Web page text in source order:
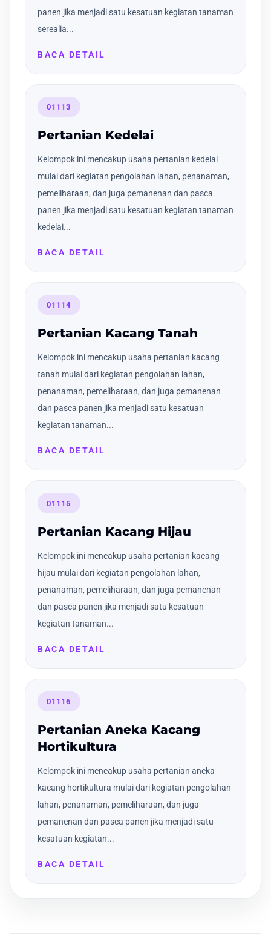
panen jika menjadi satu kesatuan kegiatan tanaman
serealia...
BACA DETAIL
01113
Pertanian Kedelai
Kelompok ini mencakup usaha pertanian kedelai
mulai dari kegiatan pengolahan lahan, penanaman,
pemeliharaan, dan juga pemanenan dan pasca
panen jika menjadi satu kesatuan kegiatan tanaman
kedelai...
BACA DETAIL
01114
Pertanian Kacang Tanah
Kelompok ini mencakup usaha pertanian kacang
tanah mulai dari kegiatan pengolahan lahan,
penanaman, pemeliharaan, dan juga pemanenan
dan pasca panen jika menjadi satu kesatuan
kegiatan tanaman...
BACA DETAIL
01115
Pertanian Kacang Hijau
Kelompok ini mencakup usaha pertanian kacang
hijau mulai dari kegiatan pengolahan lahan,
penanaman, pemeliharaan, dan juga pemanenan
dan pasca panen jika menjadi satu kesatuan
kegiatan tanaman...
BACA DETAIL
01116
Pertanian Aneka Kacang
Hortikultura
Kelompok ini mencakup usaha pertanian aneka
kacang hortikultura mulai dari kegiatan pengolahan
lahan, penanaman, pemeliharaan, dan juga
pemanenan dan pasca panen jika menjadi satu
kesatuan kegiatan...
BACA DETAIL